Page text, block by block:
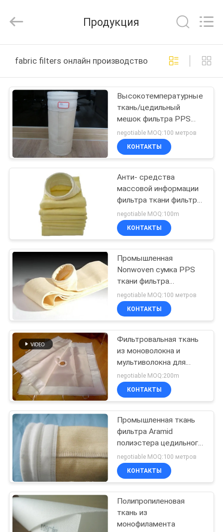
ДОМ
ПРОДУКТЫ
НАС
ПУТЕШЕСТВИЕ
ФАБРИКИ
ПРОВЕРКА
КАЧЕСТВА
СВЯЖИТЕСЬ
МЫ
СПРОСИТЕ
ЦИТАТУ
КАРТА
САЙТА
PRIVACY
POLICY
Technology
Rights
Продукция
fabric filters онлайн производство
Высокотемпературные
ткань/цедильный
мешок фильтра PPS
нейлона Nomex
толщина 1.5mm до 3mm
negotiable MOQ:100 метров
КОНТАКТЫ
Анти- средства
массовой информации
фильтра ткани фильтра
FMS алкалиа на фильтр
сумки двигателя ИМПа
ульс 280 градусов
negotiable MOQ:100m
КОНТАКТЫ
Промышленная
Nonwoven сумка PPS
ткани фильтра
фильтрует степень
ткани/цедильного
мешка 190 до 210
negotiable MOQ:100 метров
КОНТАКТЫ
Фильтровальная ткань
из моноволокна и
мультиволокна для
фильтрации жидкостей,
фильтровальные плиты
для фильтр-прессов
negotiable MOQ:200m
КОНТАКТЫ
Промышленная ткань
фильтра Aramid
полиэстера цедильного
мешка не сплетенная
для очистителя воздуха
negotiable MOQ:100 метров
КОНТАКТЫ
Полипропиленовая
ткань из
монофиламента